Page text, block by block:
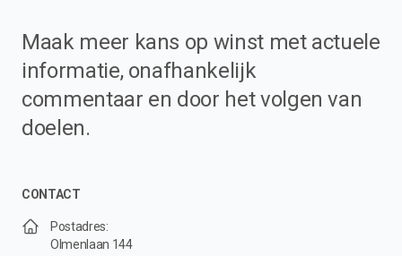
Maak meer kans op winst met actuele
informatie, onafhankelijk
commentaar en door het volgen van
doelen.
CONTACT
Postadres:
Olmenlaan 144